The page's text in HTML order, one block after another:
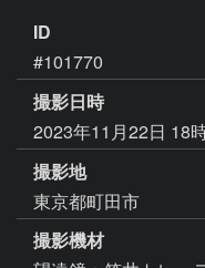
ID
#101770
撮影日時
2023年11月22日 18
撮影地
東京都町田市
撮影機材